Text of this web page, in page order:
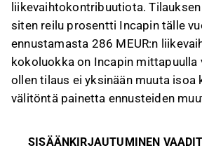
liikevaihtokontribuutiota.
siten reilu prosentti Incapin tälle
ennustamasta 286 MEUR:n
kokoluokka on Incapin mittapuulla
ollen tilaus ei yksinään muuta isoa
välitöntä painetta ennusteiden
SISÄÄNKIRJAUTUMINEN